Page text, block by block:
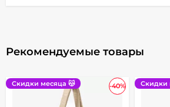
Рекомендуемые товары
-40%
Скидки месяца 😽 Скидки